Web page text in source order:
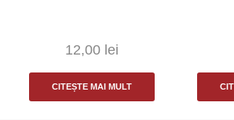
12,00 lei
CITEȘTE MAI MULT